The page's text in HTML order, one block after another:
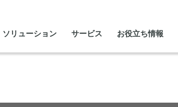
ソリューション サービス お役立ち情報